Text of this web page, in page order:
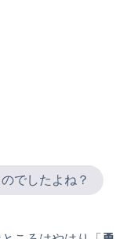
でしたよね？